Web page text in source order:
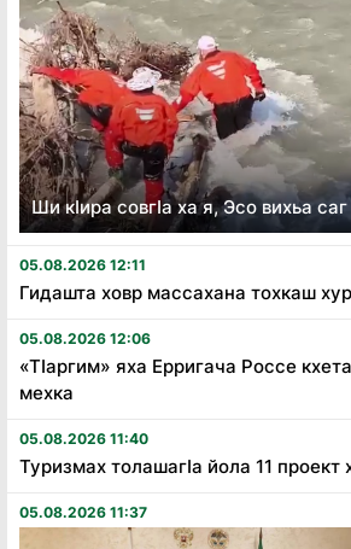
Ши кӏира совгӏа ха я, Эсо вихьа
05.08.2026 12:11
Гидашта ховр массахана тохкаш
05.08.2026 12:06
«Тӏаргим» яха Ерригача Россе
мехка
05.08.2026 11:40
Туризмах толашагӏа йола 11
05.08.2026 11:37